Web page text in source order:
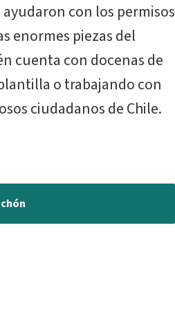
con los permisos
enormes piezas del
cuenta con docenas de
o trabajando con
ciudadanos de Chile.